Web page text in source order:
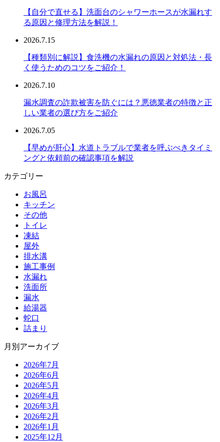
【自分で直せる】洗面台のシャワーホースが水漏れす
る原因と修理方法を解説！
2026.7.15
【種類別に解説】食洗機の水漏れの原因と対処法・長
く使うためのコツをご紹介！
2026.7.10
漏水調査の詐欺被害を防ぐには？悪徳業者の特徴と正
しい業者の選び方をご紹介
2026.7.05
【早めが肝心】水道トラブルで業者を呼ぶべきタイミ
ングと依頼前の確認事項を解説
カテゴリー
お風呂
キッチン
その他
トイレ
凍結
屋外
排水溝
施工事例
水漏れ
洗面所
漏水
給湯器
蛇口
詰まり
月別アーカイブ
2026年7月
2026年6月
2026年5月
2026年4月
2026年3月
2026年2月
2026年1月
2025年12月